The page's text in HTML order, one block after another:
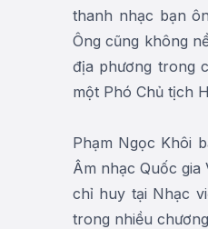
thanh nhạc bạn
Ông cũng không
địa phương trong
một Phó Chủ tịch
Phạm Ngọc Khôi
Âm nhạc Quốc
chỉ huy tại Nhạc
trong nhiều